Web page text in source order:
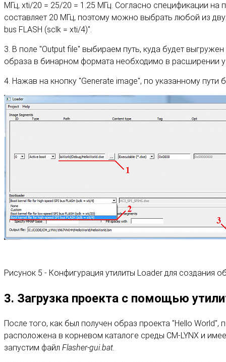
МГц, xti/20 = 25/20 = 1.25 МГц. Согласно спецификации на
составляет 20 МГц, поэтому можно выбрать любой из
bus FLASH (sclk = xti/4)".
3. В поле "Output file" выбираем путь, куда будет
образа в бинарном формата необходимо в расширении
4. Нажав на кнопку "Generate image", по указанному пути
Рисунок 5 - Конфигурация утилиты Loader для создания
3. Загрузка проекта с помощью
После того, как был получен образ проекта "Hello World",
расположена в корневом каталоге среды CM-LYNX и
запустим файл Flasher-gui.bat.